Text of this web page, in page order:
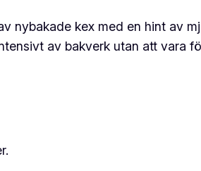
nybakade kex med en hint av
av bakverk utan att vara